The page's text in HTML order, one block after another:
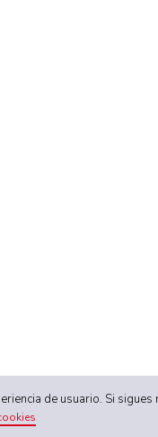
de usuario. Si